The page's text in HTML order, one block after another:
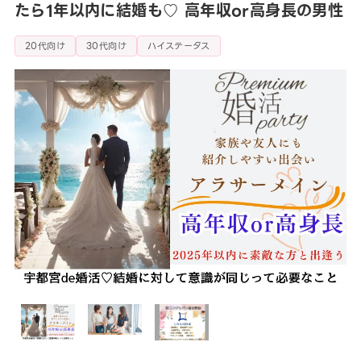
たら1年以内に結婚も♡ 高年収or高身長の男性
20代向け 30代向け ハイステータス